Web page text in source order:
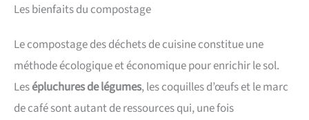
Les bienfaits du compostage
Le compostage des déchets de cuisine constitue une
méthode écologique et économique pour enrichir le sol.
Lesépluchures de légumes, les coquilles d’œufs et le marc
de café sont autant de ressources qui, une fois